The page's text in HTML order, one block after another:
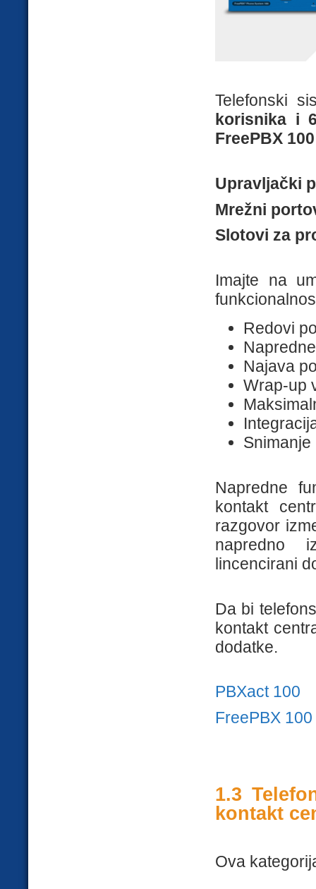
Telefonski
korisnika i
FreePBX 100
Upravljački
Mrežni
Slotovi za
Imajte na
Redovi
Najava
Wrap-up
Napredne
kontakt
razgovor
napredno
lincencirani
Da bi
kontakt
dodatke.
PBXact 100
FreePBX 100
1.3
kontakt
Ova